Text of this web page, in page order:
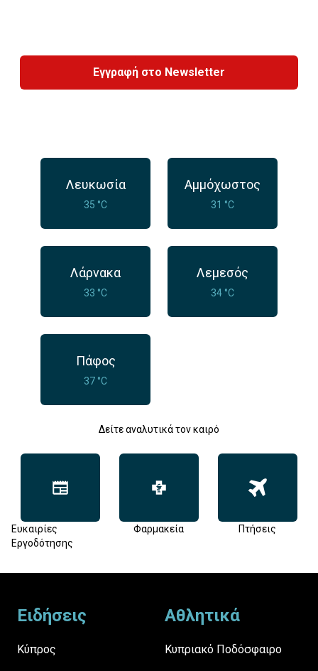
Εγγραφή στο Newsletter
Λευκωσία
35 °C
Αμμόχωστος
31 °C
Λάρνακα
33 °C
Λεμεσός
34 °C
Πάφος
37 °C
Δείτε αναλυτικά τον καιρό
Ευκαιρίες
Εργοδότησης
Φαρμακεία Πτήσεις
Ειδήσεις
Κύπρος
Αθλητικά
Κυπριακό Ποδόσφαιρο